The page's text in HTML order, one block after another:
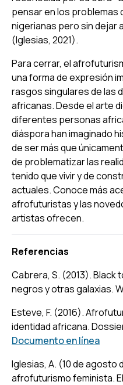
pensar en los problemas
nigerianas pero sin dejar
(Iglesias, 2021).
Para cerrar, el
una forma de expresión
rasgos singulares de las
africanas. Desde el arte
diferentes personas
diáspora han imaginado
de ser más que
de problematizar las
tenido que vivir y de
actuales. Conoce más
afrofuturistas y las
artistas ofrecen.
Referencias
Cabrera, S. (2013).Black
negros y otras galaxias.
Esteve, F. (2016).
identidad africana.
Documento en línea
Iglesias, A. (10 de agosto
afrofuturismo feminista.